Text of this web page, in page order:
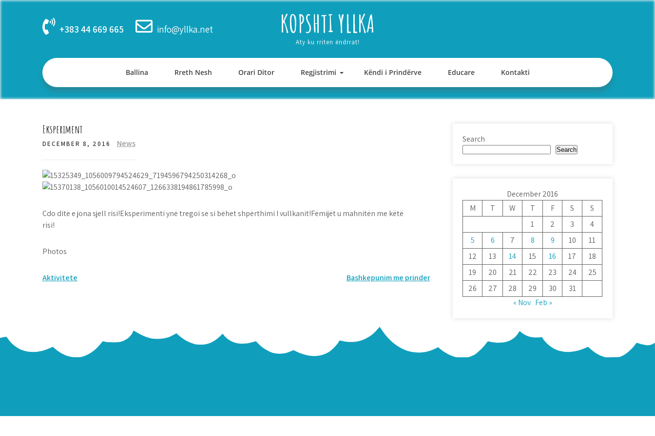
Skip
+383 44 669 665 info@yllka.net KOPSHTI YLLKA
Aty ku rriten ëndrrat!
Ballina Rreth Nesh Orari Ditor Regjistrimi Këndi i Prindërve Educare Kontakti
Eksperiment
DECEMBER 8, 2016 News
Çdo ditë e jona sjell risi!Eksperimenti ynë tregoi se si bëhet shpërthimi I vullkanit!Fëmijët u mahnitën me këtë
risi!
Photos
Post
Aktivitete Bashkepunim me prinder
Search
Search
December 2016
M
T W T F S
S
1
2 3
4
5
6 7 8 9 10
11
12
13 14 15 16 17
18
19
20 21 22 23 24
25
26
27 28 29 30
31
« Nov Feb »